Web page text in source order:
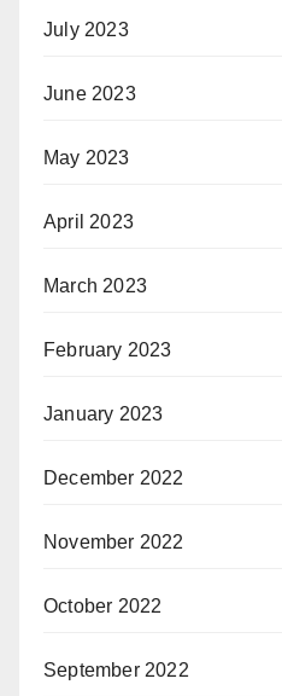
July 2023
June 2023
May 2023
April 2023
March 2023
February 2023
January 2023
December 2022
November 2022
October 2022
September 2022